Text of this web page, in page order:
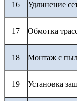
16 Удлинение
17 Обмотка
18 Монтаж с
19 Установка